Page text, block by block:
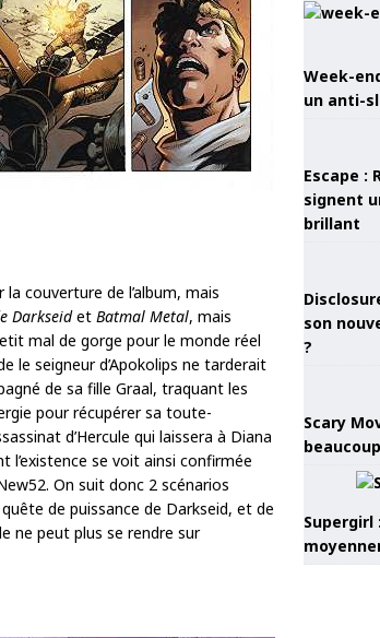
la couverture de l’album, mais
Darkseidet Batmal Metal, mais
mal de gorge pour le monde réel
le seigneur d’Apokolips ne tarderait
de sa fille Graal, traquant les
pour récupérer sa toute-
d’Hercule qui laissera à Diana
l’existence se voit ainsi confirmée
On suit donc 2 scénarios
de puissance de Darkseid, et de
ne peut plus se rendre sur
Week-
un anti-
Escape :
signent
brillant
son
?
Scary
Supergirl